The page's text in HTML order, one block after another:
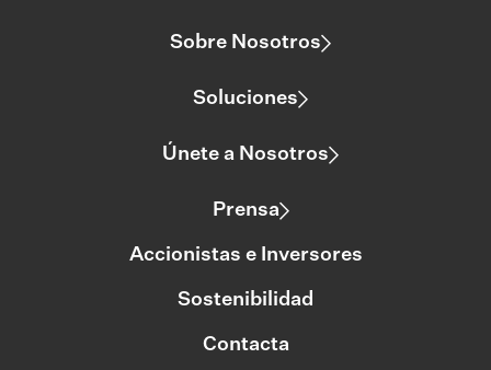
Sobre Nosotros
Soluciones
Únete a Nosotros
Prensa
Accionistas e Inversores
Sostenibilidad
Contacta